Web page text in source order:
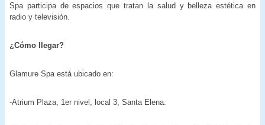
Spa participa de espacios que tratan la salud y belleza estética en
radio y televisión.
¿Cómo llegar?
Glamure Spa está ubicado en:
-Atrium Plaza, 1er nivel, local 3, Santa Elena.